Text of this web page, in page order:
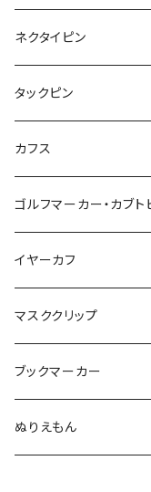
マーブル
カメオ
星
鳥
アルファベット
マーブル
こいのぼり
てんとう虫
鳥
食品
ハロウィン
カモフラージュ
square
天使
リボン
Bubble
ブタ
フルーツ
アイスクリーム
マーブル
音楽
カメオ
ハート
モザイク
パン
羊
牛
カメ
イルカ
カエル
月
惑星
星
こいのぼり
カメラ
音楽
バイオリン
ピアノ
カメオ
バルーン
マーメイド
メガネ
ハート
アルファベット
ハロウィン
紐
鳥
バルーン
マーブル
カモフラージュ
マーブル
鳥
星
アルファベット
ハロウィン
カメオ
2トーン
ハート
ネクタイピン
結び
スクエア
タックピン
結び
カフス
ゴルフマーカー・カブト
イヤーカフ
マスククリップ
ブックマーカー
ぬりえもん